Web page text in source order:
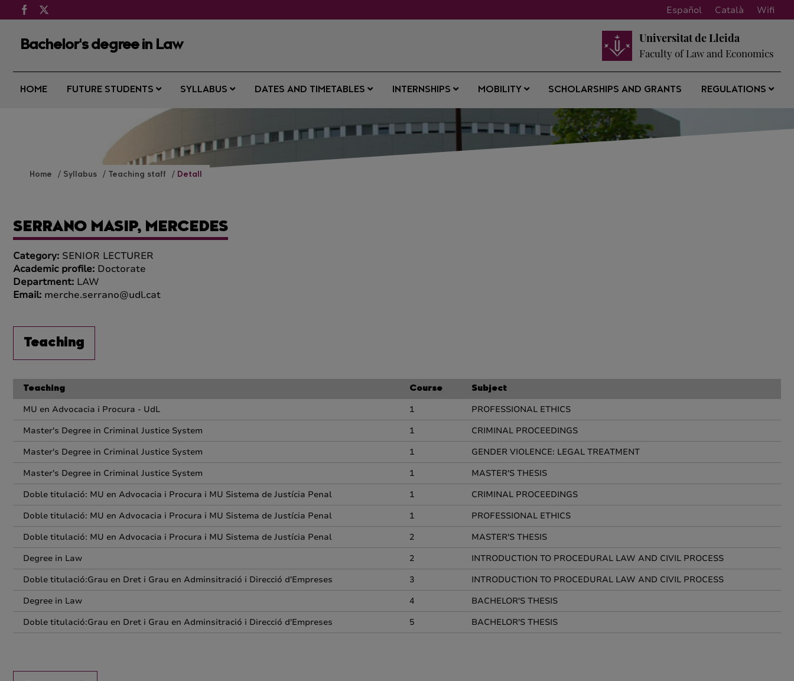
Español Català Wifi
Bachelor's degree in Law
Universitat de Lleida
Faculty of Law and Economics
HOME FUTURE STUDENTS SYLLABUS DATES AND TIMETABLES INTERNSHIPS MOBILITY SCHOLARSHIPS AND GRANTS REGULATIONS
Home Syllabus Teaching staff Detall
SERRANO MASIP, MERCEDES
Category: SENIOR LECTURER
Academic profile: Doctorate
Department: LAW
Email: merche.serrano@udl.cat
Teaching
Teaching Course Subject
MU en Advocacia i Procura - UdL 1
PROFESSIONAL ETHICS
Master's Degree in Criminal Justice System
1
CRIMINAL PROCEEDINGS
Master's Degree in Criminal Justice System
1
GENDER VIOLENCE: LEGAL TREATMENT
Master's Degree in Criminal Justice System
1
MASTER'S THESIS
Doble titulació: MU en Advocacia i Procura i MU Sistema de Justícia Penal
1
CRIMINAL PROCEEDINGS
Doble titulació: MU en Advocacia i Procura i MU Sistema de Justícia Penal
1
PROFESSIONAL ETHICS
Doble titulació: MU en Advocacia i Procura i MU Sistema de Justícia Penal
2
MASTER'S THESIS
Degree in Law
2
INTRODUCTION TO PROCEDURAL LAW AND CIVIL PROCESS
Doble titulació:Grau en Dret i Grau en Adminsitració i Direcció d'Empreses
3
INTRODUCTION TO PROCEDURAL LAW AND CIVIL PROCESS
Degree in Law
4
BACHELOR'S THESIS
Doble titulació:Grau en Dret i Grau en Adminsitració i Direcció d'Empreses
5 BACHELOR'S THESIS